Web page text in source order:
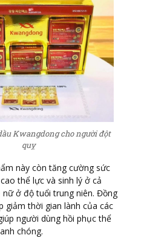
Kwangdong cho người đột
quỵ
này còn tăng cường sức
thể lực và sinh lý ở cả
nữ ở độ tuổi trung niên. Đồng
giảm thời gian lành của các
người dùng hồi phục thể
chóng.